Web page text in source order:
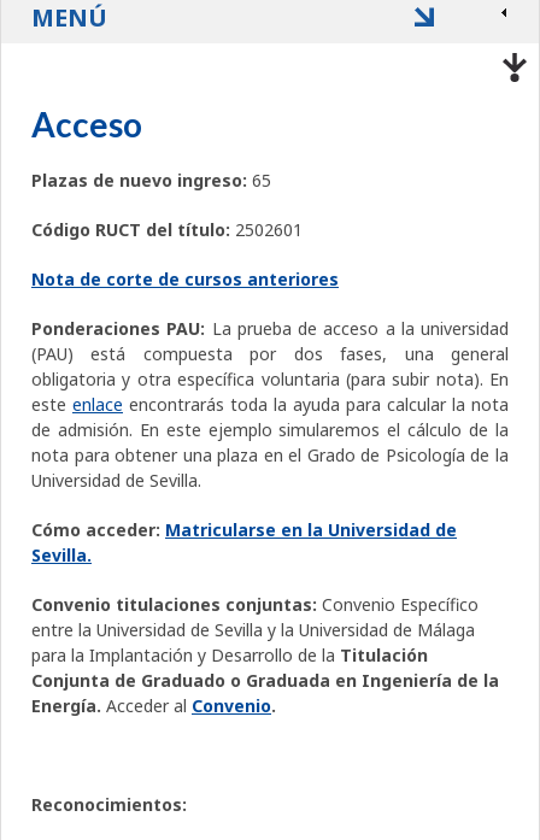
Acceso
Plazas de nuevo ingreso: 65
Código RUCT del título: 2502601
Nota de corte de cursos anteriores
Ponderaciones PAU: La prueba de acceso a la universidad
(PAU) está compuesta por dos fases, una general
obligatoria y otra específica voluntaria (para subir nota). En
este enlace encontrarás toda la ayuda para calcular la nota
de admisión. En este ejemplo simularemos el cálculo de la
nota para obtener una plaza en el Grado de Psicología de la
Universidad de Sevilla.
Cómo acceder: Matricularse en la Universidad de
Sevilla.
Convenio titulaciones conjuntas: Convenio Específico
entre la Universidad de Sevilla y la Universidad de Málaga
para la Implantación y Desarrollo de la Titulación
Conjunta de Graduado o Graduada en Ingeniería de la
Energía. Acceder al Convenio.
Reconocimientos:
MENÚ